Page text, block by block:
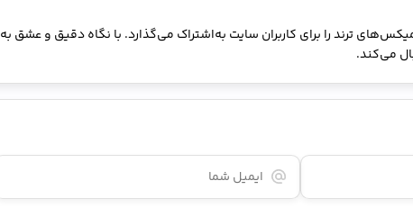
ترند را برای کاربران سایت به‌اشتراک می‌گذارد. با نگاه دقیق و عشق به
می‌کند.